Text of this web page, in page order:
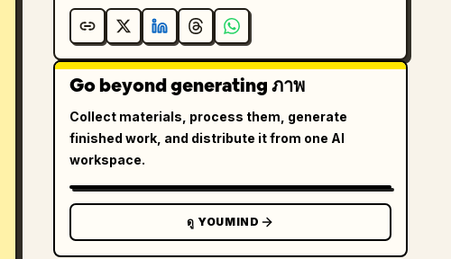
Go beyond generating ภาพ
Collect materials, process them, generate
finished work, and distribute it from one AI
workspace.
ดู YOUMIND